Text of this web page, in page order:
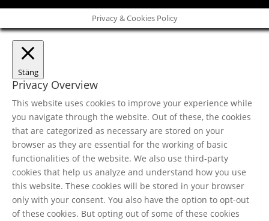
Privacy & Cookies Policy
Stäng
Privacy Overview
This website uses cookies to improve your experience while
you navigate through the website. Out of these, the cookies
that are categorized as necessary are stored on your
browser as they are essential for the working of basic
functionalities of the website. We also use third-party
cookies that help us analyze and understand how you use
this website. These cookies will be stored in your browser
only with your consent. You also have the option to opt-out
of these cookies. But opting out of some of these cookies